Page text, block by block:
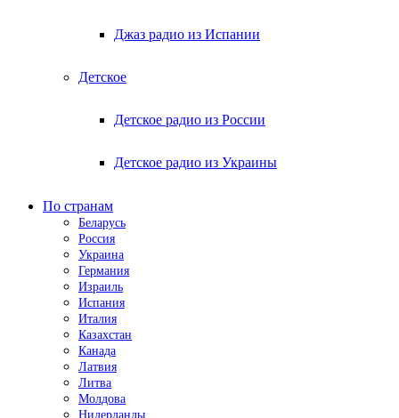
Джаз радио из Испании
Детское
Детское радио из России
Детское радио из Украины
По странам
Беларусь
Россия
Украина
Германия
Израиль
Испания
Италия
Казахстан
Канада
Латвия
Литва
Молдова
Нидерланды